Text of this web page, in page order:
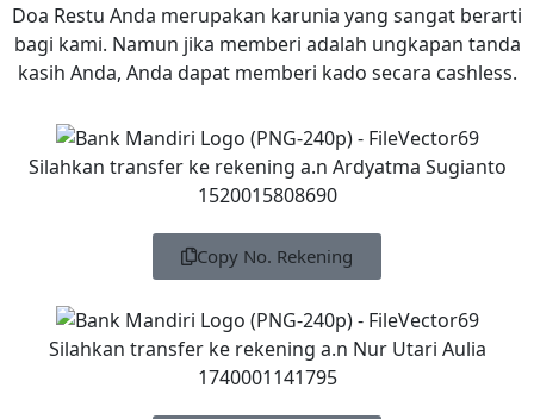
Doa Restu Anda merupakan karunia yang sangat berarti
bagi kami. Namun jika memberi adalah ungkapan tanda
kasih Anda, Anda dapat memberi kado secara cashless.
Silahkan transfer ke rekening a.n Ardyatma Sugianto
1520015808690
Copy No. Rekening
Silahkan transfer ke rekening a.n Nur Utari Aulia
1740001141795